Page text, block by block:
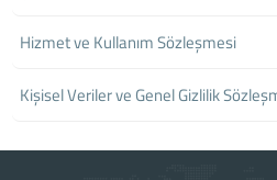
Hizmet ve Kullanım Sözleşmesi
Kişisel Veriler ve Genel Gizlilik